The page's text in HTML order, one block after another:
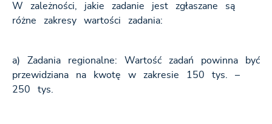
W zależności, jakie zadanie jest zgłaszane są
różne zakresy wartości zadania:
a) Zadania regionalne: Wartość zadań powinna być
przewidziana na kwotę w zakresie 150 tys. –
250 tys.